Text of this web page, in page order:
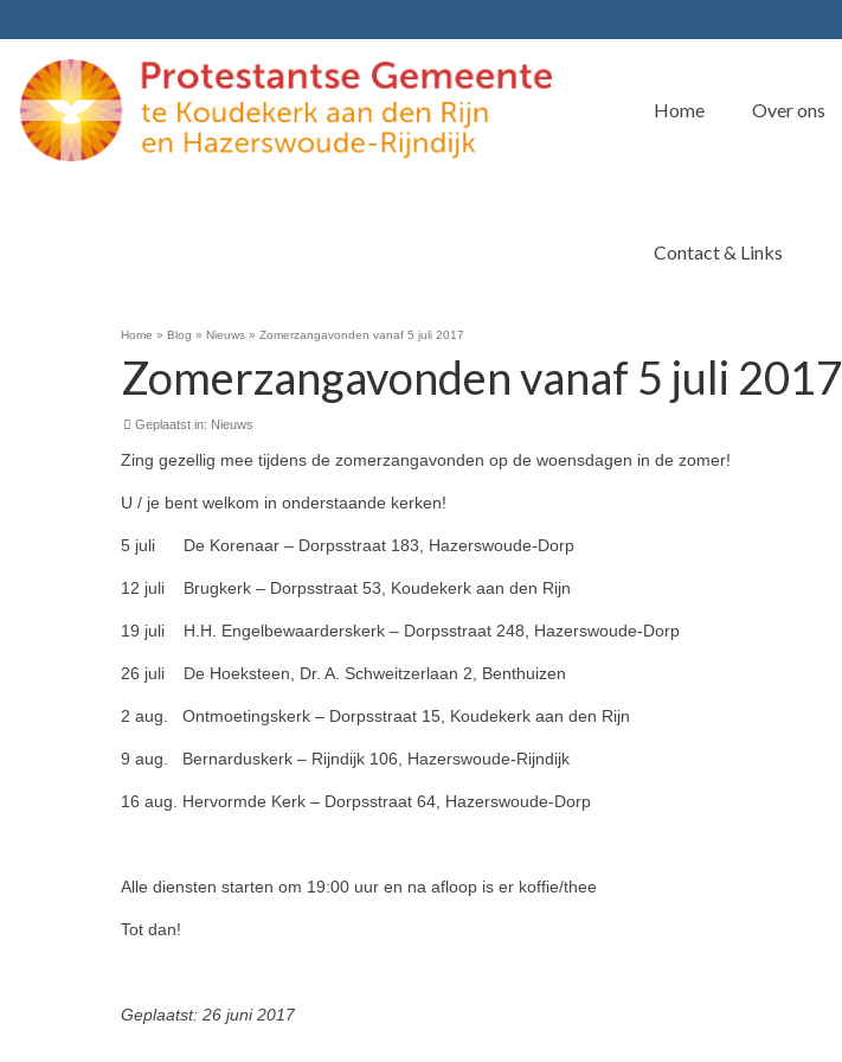
Home Over ons
Contact & Links
Home » Blog » Nieuws » Zomerzangavonden vanaf 5 juli 2017
Zomerzangavonden vanaf 5 juli 2017
Geplaatst in: Nieuws
Zing gezellig mee tijdens de zomerzangavonden op de woensdagen in de zomer!
U / je bent welkom in onderstaande kerken!
5 juli De Korenaar – Dorpsstraat 183, Hazerswoude-Dorp
12 juli Brugkerk – Dorpsstraat 53, Koudekerk aan den Rijn
19 juli H.H. Engelbewaarderskerk – Dorpsstraat 248, Hazerswoude-Dorp
26 juli De Hoeksteen, Dr. A. Schweitzerlaan 2, Benthuizen
2 aug. Ontmoetingskerk – Dorpsstraat 15, Koudekerk aan den Rijn
9 aug. Bernarduskerk – Rijndijk 106, Hazerswoude-Rijndijk
16 aug. Hervormde Kerk – Dorpsstraat 64, Hazerswoude-Dorp
Alle diensten starten om 19:00 uur en na afloop is er koffie/thee
Tot dan!
Geplaatst: 26 juni 2017